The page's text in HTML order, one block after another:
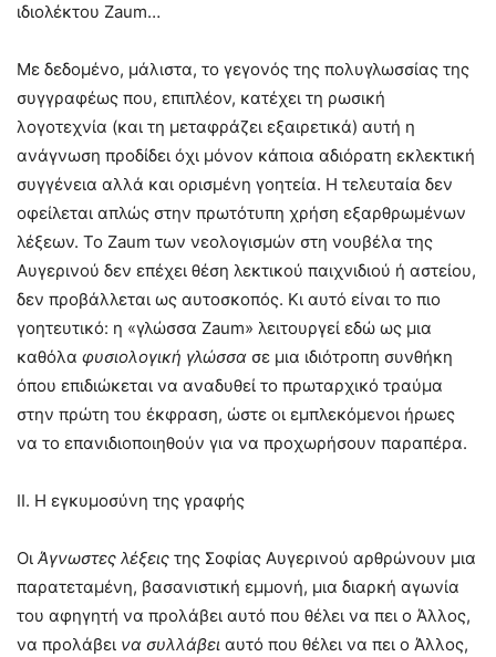
ιδιολέκτου Zaum…
Με δεδομένο, μάλιστα, το γεγονός της πολυγλωσσίας της
συγγραφέως που, επιπλέον, κατέχει τη ρωσική
λογοτεχνία (και τη μεταφράζει εξαιρετικά) αυτή η
ανάγνωση προδίδει όχι μόνον κάποια αδιόρατη εκλεκτική
συγγένεια αλλά και ορισμένη γοητεία. Η τελευταία δεν
οφείλεται απλώς στην πρωτότυπη χρήση εξαρθρωμένων
λέξεων. Το Ζaum των νεολογισμών στη νουβέλα της
Αυγερινού δεν επέχει θέση λεκτικού παιχνιδιού ή αστείου,
δεν προβάλλεται ως αυτοσκοπός. Κι αυτό είναι το πιο
γοητευτικό: η «γλώσσα Zaum» λειτουργεί εδώ ως μια
καθόλα φυσιολογική γλώσσα σε μια ιδιότροπη συνθήκη
όπου επιδιώκεται να αναδυθεί το πρωταρχικό τραύμα
στην πρώτη του έκφραση, ώστε οι εμπλεκόμενοι ήρωες
να το επανιδιοποιηθούν για να προχωρήσουν παραπέρα.
ΙΙ. Η εγκυμοσύνη της γραφής
Οι Άγνωστες λέξεις της Σοφίας Αυγερινού αρθρώνουν μια
παρατεταμένη, βασανιστική εμμονή, μια διαρκή αγωνία
του αφηγητή να προλάβει αυτό που θέλει να πει ο Άλλος,
να προλάβει να συλλάβει αυτό που θέλει να πει ο Άλλος,